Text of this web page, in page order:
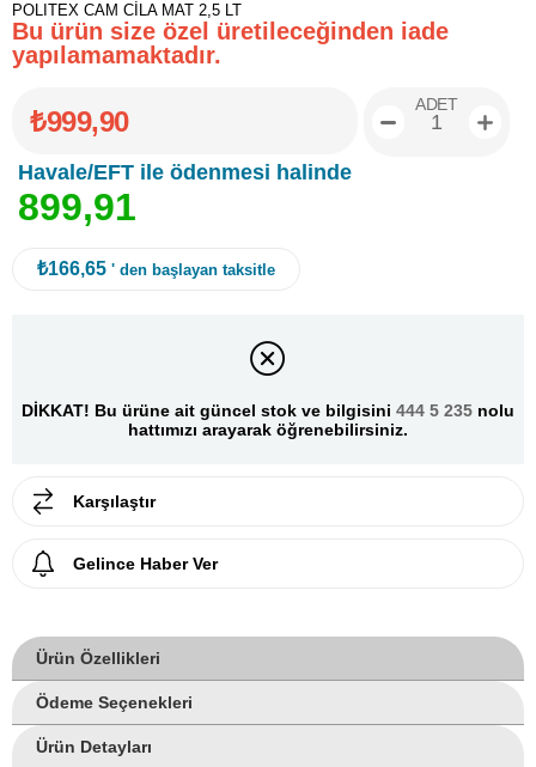
POLITEX CAM CİLA MAT 2,5 LT
Bu ürün size özel üretileceğinden iade
yapılamamaktadır.
₺999,90
Havale/EFT ile ödenmesi halinde
899,91
ADET
₺166,65 ' den başlayan taksitle
DİKKAT! Bu ürüne ait güncel stok ve bilgisini 444 5 235 nolu
hattımızı arayarak öğrenebilirsiniz.
Karşılaştır
Gelince Haber Ver
Ürün Özellikleri
Ödeme Seçenekleri
Ürün Detayları